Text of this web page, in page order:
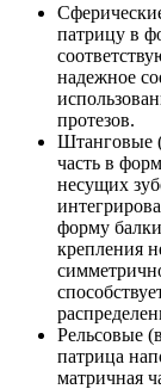
патрицу в
надежное
протезов.
Штанговые
часть в
несущих
форму
крепления
Рельсовые
патрица
матричная